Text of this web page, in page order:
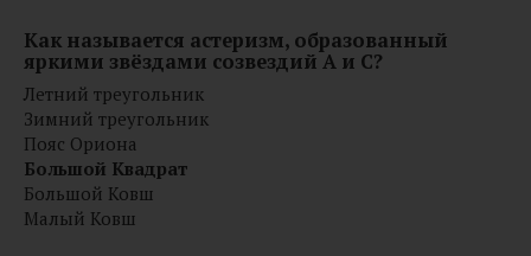
Как называется астеризм, образованный
яркими звёздами созвездий A и C?
Летний треугольник
Зимний треугольник
Пояс Ориона
Большой Квадрат
Большой Ковш
Малый Ковш